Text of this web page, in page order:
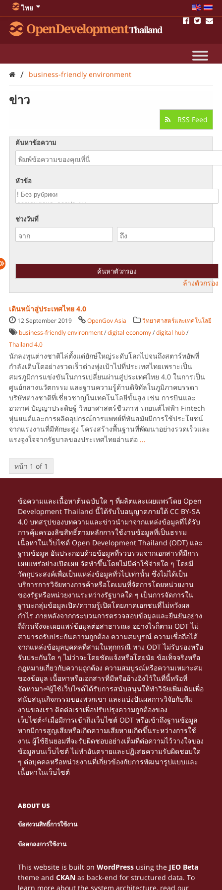
ไทย
OpenDevelopmentThailand
/ business-friendly environment
ข่าว
RSS Feed
ค้นหาข้อความ
หัวข้อ
ช่วงวันที่
ล้างตัวกรอง
เดินหน้าสู่ประเทศไทย 4.0
12 September 2019 OpenGov Asia
วิทยาศาสตร์และเทคโนโลยี
business-friendly environment/digital economy/digital hub/
Thailand 4.0
นักลงทุนต่างชาติไล่ตั้งแต่ยักษ์ใหญ่ระดับโลกไปจนถึงสตาร์ทอัพที่
กำลังเติบโตอย่างรวดเร็วต่างพุ่งเป้าไปที่ประเทศไทยเพราะเป็น
สมรภูมิการแข่งขันในการเปลี่ยนผ่านสู่ประเทศไทย 4.0 ในการเป็น
ศูนย์กลางนวัตกรรม และฐานความรู้ด้านดิจิทัลในภูมิภาคบรรดา
บริษัทต่างชาติที่เชี่ยวชาญในเทคโนโลยีขั้นสูง เช่น การบินและ
อวกาศ ปัญญาประดิษฐ์ วิทยาศาสตร์ชีวภาพ รถยนต์ไฟฟ้า Fintech
หุ่นยนต์และการผลิตอุปกรณ์การแพทย์ที่ทันสมัยมีการใช้ประโยชน์
จากแรงงานที่มีทักษะสูง โครงสร้างพื้นฐานที่พัฒนาอย่างรวดเร็วและ
แรงจูงใจจากรัฐบาลของประเทศไทยอ่านต่อ ...
หน้า 1 of 1
ข้อความและเนื้อหาต้นฉบับใด ๆ ที่ผลิตและเผยแพร่โดย Open
Development Thailand นี้ได้รับใบอนุญาตภายใต้CC BY-SA
4.0 บทสรุปของบทความและข่าวนำมาจากแหล่งข้อมูลที่ได้รับ
การคุ้มครองลิขสิทธิ์ตามหลักการใช้งานข้อมูลที่เป็นธรรม
เนื้อหาในเว็บไซต์ Open Development Thailand (ODT) และ
ฐานข้อมูล อันประกอบด้วยข้อมูลที่รวบรวมจากเอกสารที่มีการ
เผยแพร่อย่างเปิดเผย จัดทำขึ้นโดยไม่มีค่าใช้จ่ายใด ๆ โดยมี
วัตถุประสงค์เพื่อเป็นแหล่งข้อมูลทั่วไปเท่านั้น ซึ่งไม่ได้เป็น
บริการการวิจัยทางการค้าหรือโดเมนที่จัดการโดยหน่วยงาน
ของรัฐหรือหน่วยงานระหว่างรัฐบาลใด ๆ เป็นการจัดการใน
ฐานะกลุ่มข้อมูลเปิด/ความรู้เปิดโดยภาคเอกชนที่ไม่หวังผล
กำไร ภายหลังจากกระบวนการตรวจสอบข้อมูลและยืนยันอย่าง
ถี่ถ้วนจึงจะเผยแพร่ข้อมูลต่อสาธารณะ อย่างไรก็ตาม ODT ไม่
สามารถรับประกันความถูกต้อง ความสมบูรณ์ ความเชื่อถือได้
จากแหล่งข้อมูลบุคคลที่สามในทุกกรณี ทาง ODT ไม่รับรองหรือ
รับประกันใด ๆ ไม่ว่าจะโดยชัดแจ้งหรือโดยนัย ข้อเท็จจริงหรือ
กฎหมายเกี่ยวกับความถูกต้อง ความสมบูรณ์หรือความเหมาะสม
ของข้อมูล เนื้อหาหรือเอกสารที่มีหรืออ้างอิงไว้ในที่นี้หรือที่
จัดหามา⏎ผู้ใช้เว็บไซต์ได้รับการสนับสนุนให้ทำวิจัยเพิ่มเติมเพื่อ
สนับสนุนกิจกรรมของพวกเขา และแบ่งปันผลการวิจัยกับทีม
งานของเรา ติดต่อเราเพื่อปรับปรุงความถูกต้องของ
เว็บไซต์⏎เมื่อมีการเข้าถึงเว็บไซต์ ODT หรือเข้าถึงฐานข้อมูล
หากมีการสูญเสียหรือเกิดความเสียหายเกิดขึ้นระหว่างการใช้
งาน ผู้ใช้ยินยอมที่จะรับผิดชอบอย่างเต็มที่ต่อความไว้วางใจของ
ข้อมูลบนเว็บไซต์ ไม่ทำอันตรายและปฏิเสธความรับผิดชอบใด
ๆ ต่อบุคคลหรือหน่วยงานที่เกี่ยวข้องกับการพัฒนารูปแบบและ
เนื้อหาในเว็บไซต์
ABOUT US
ข้อสงวนสิทธิ์การใช้งาน
NETTIKASINOTtarjoavat loistavia mahdollisuuksia
voi muuttua viihteestä lisätuloksi.
από τοHTTPS://NEWONLINECASINOS-GR.COM/
και να αυξήσεις τα πιθανά σου κέρδη.
grâce au
aide à maximiser les bénéfices potentiels.
ข้อตกลงการใช้งาน
BOHATSTVÍ. NAVŠTIVTE LIZAROa užijte si vzrušující
hry a bezpečné výplaty. Udělejte první krok k velkým
КАЗИНОв которых легко ориентироваться, и
олимп казино соответствует такому ожиданию.
BETGR8has it all!
high odds, exclusive promotions and a clear
platform.
mutta gambling peleistäPLINKOon erityisen
suosittu. Pelaajat pitävät sen helppoudesta ja
növekszik. Az online gaming egyik legnépszerűbb
formája az ONLINE CASINO , ahol a játékosok
becomes more rewarding with strategic play. Many
explore SWEET BONANZA to understand the best
to online gaming, where convenience and winning
opportunities expand daily. Using trusted resources
At our online casino, you can win money from the
PLINKOS.HU moment you join. Play thrilling games,
Choose from hundreds of games like roulette or
poker. Use promotions to your advantage. Manage
at our online casino, grab
HTTPS://CHICKENROADPLAY.ONLINE/your no deposit
This website is built onWordPress using the JEO Beta
theme andCKAN as back-end for structured data. To
learn more about the system architecture, read our